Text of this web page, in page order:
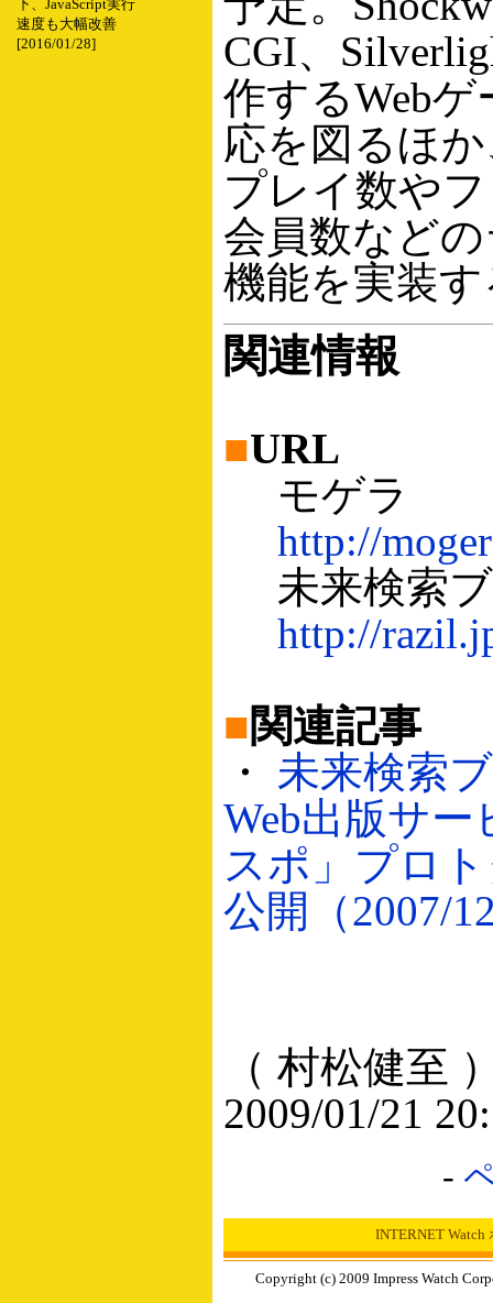
下、JavaScript実行
速度も大幅改善
[2016/01/28]
CGI、
作するWeb
応を図るほ
プレイ数や
会員数など
機能を実装
関連情報
■URL
モゲラ
http://
未来検索
http://
■関連記事
・ 未来検索
Web出版サ
スポ」プロ
公開（2007/
（ 村松健至
2009/01/21
-
INTERNET Watch
Copyright (c) 2009 Impress Watch